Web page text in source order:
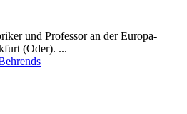
und Professor an der Europa-
(Oder). ...